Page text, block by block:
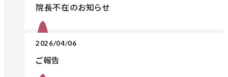
院長不在のお知らせ
2026/04/06
ご報告